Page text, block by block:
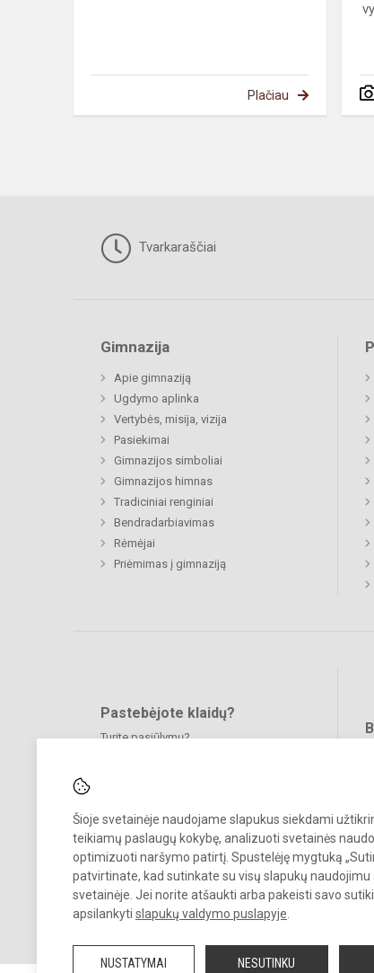
Šioje svetainėje naudojame slapukus siekdami
teikiamų paslaugų kokybę, analizuoti svetainės
optimizuoti naršymo patirtį. Spustelėję mygtuką
patvirtinate, kad sutinkate su visų slapukų naudojimu
svetainėje. Jei norite atšaukti arba pakeisti savo
apsilankyti slapukų valdymo puslapyje
NUSTATYMAI NESUTINKU
Plačiau
Tvarkaraščiai
Gimnazija
Apie gimnaziją
Ugdymo aplinka
Vertybės, misija, vizija
Pasiekimai
Gimnazijos simboliai
Gimnazijos himnas
Tradiciniai renginiai
Bendradarbiavimas
Rėmėjai
Priėmimas į gimnaziją
Pastebėjote klaidų?
Turite pasiūlymų?
© 2023. Molėtų r. Giedraičių Antano Jaroševičiaus gimnazija.
saugomos.
Kopijuoti turinį be raštiško gimnazijos administracijos sutikimo